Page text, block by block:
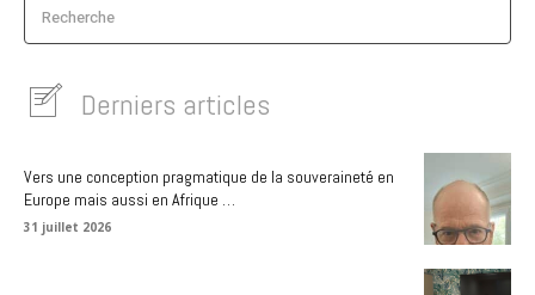
Recherche
Derniers articles
Vers une conception pragmatique de la souveraineté en
Europe mais aussi en Afrique …
31 juillet 2026